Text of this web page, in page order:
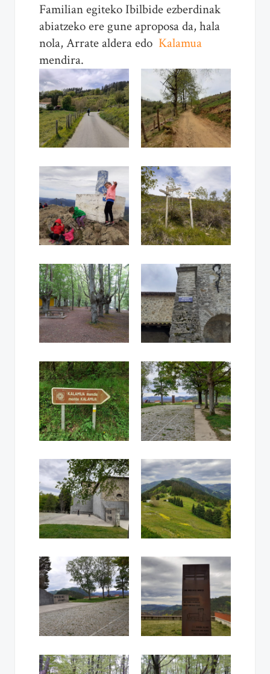
Familian egiteko Ibilbide ezberdinak
abiatzeko ere gune aproposa da, hala
nola, Arrate aldera edo Kalamua
mendira.